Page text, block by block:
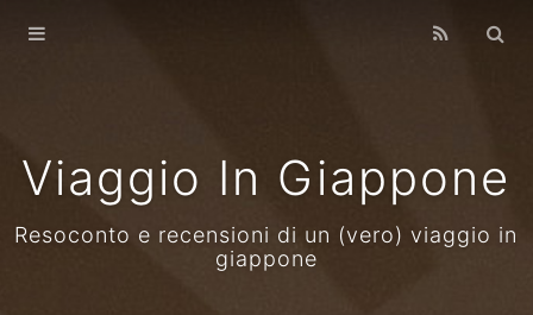
Viaggio In Giappone
Resoconto e recensioni di un (vero) viaggio in
giappone
Home